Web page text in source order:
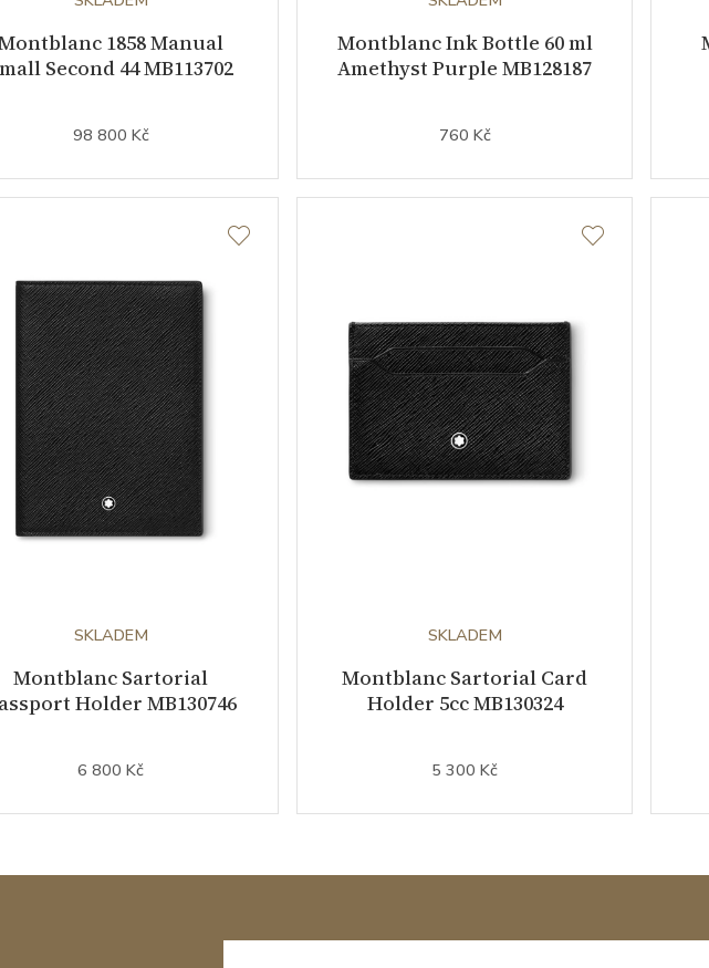
1858 Manual
Second 44 MB113702
98 800 Kč
Montblanc Ink Bottle 60 ml
Amethyst Purple MB128187
760 Kč
SKLADEM
Montblanc Sartorial
Holder MB130746
6 800 Kč
SKLADEM
Montblanc Sartorial Card
Holder 5cc MB130324
5 300 Kč